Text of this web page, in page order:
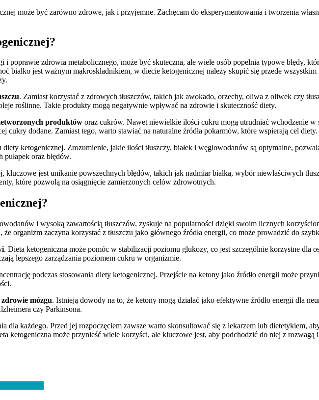
może być zarówno zdrowe, jak i przyjemne. Zachęcam do eksperymentowania i tworzenia
poprawie zdrowia metabolicznego, może być skuteczna, ale wiele osób popełnia typowe błędy,
białko jest ważnym makroskładnikiem, w diecie ketogenicznej należy skupić się przede wszystkim
. Zamiast korzystać z zdrowych tłuszczów, takich jak awokado, orzechy, oliwa z oliwek czy
roślinne. Takie produkty mogą negatywnie wpływać na zdrowie i skuteczność diety.
produktów oraz cukrów. Nawet niewielkie ilości cukru mogą utrudniać wchodzenie w
dodane. Zamiast tego, warto stawiać na naturalne źródła pokarmów, które wspierają cel diety.
diety ketogenicznej. Zrozumienie, jakie ilości tłuszczy, białek i węglowodanów są optymalne,
oraz błędów.
kluczowe jest unikanie powszechnych błędów, takich jak nadmiar białka, wybór niewłaściwych
które pozwolą na osiągnięcie zamierzonych celów zdrowotnych.
i wysoką zawartością tłuszczów, zyskuje na popularności dzięki swoim licznych
organizm zaczyna korzystać z tłuszczu jako głównego źródła energii, co może prowadzić do
. Dieta ketogeniczna może pomóc w stabilizacji poziomu glukozy, co jest szczególnie korzystne dla
lepszego zarządzania poziomem cukru w organizmie.
podczas stosowania diety ketogenicznej. Przejście na ketony jako źródło energii może
zdrowie mózgu. Istnieją dowody na to, że ketony mogą działać jako efektywne źródło energii dla
czy Parkinsona.
dla każdego. Przed jej rozpoczęciem zawsze warto skonsultować się z lekarzem lub dietetykiem,
ketogeniczna może przynieść wiele korzyści, ale kluczowe jest, aby podchodzić do niej z rozwagą